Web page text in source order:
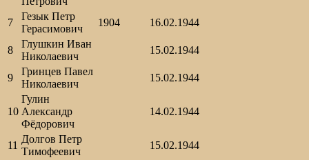
7
Гезык Петр
Герасимович
1904 16.02.1944
8
Глушкин Иван
Николаевич
15.02.1944
9
Гринцев Павел
Николаевич
15.02.1944
10
Гулин
Александр
Фёдорович
14.02.1944
11
Долгов Петр
Тимофеевич
15.02.1944